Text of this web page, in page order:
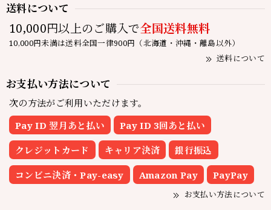
送料について
10,000円以上のご購入で全国送料無料
10,000円未満は送料全国一律900円（北海道・沖縄・離島以外）
送料について
お支払い方法について
次の方法がご利用いただけます。
Pay ID 翌月あと払い
Pay ID 3回あと払い
クレジットカード キャリア決済 銀行振込
コンビニ決済・Pay-easy Amazon Pay PayPay
お支払い方法について